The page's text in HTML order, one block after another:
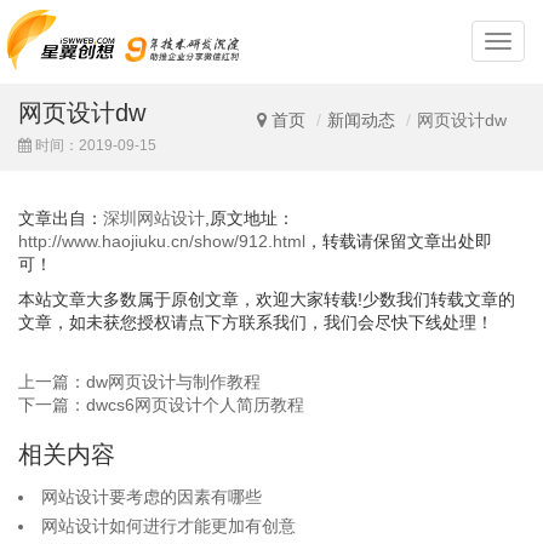
深
圳
首页 新闻动态 网页设计dw
网页设计dw
时间：2019-09-15
文章出自： 深圳网站设计 ,原文地址：
http://www.haojiuku.cn/show/912.html ，转载请保留文章出处即
可！
本站文章大多数属于原创文章，欢迎大家转载!少数我们转载文章的
文章，如未获您授权请点下方联系我们，我们会尽快下线处理！
上一篇：dw网页设计与制作教程
下一篇：dwcs6网页设计个人简历教程
相关内容
网站设计要考虑的因素有哪些
网站设计如何进行才能更加有创意